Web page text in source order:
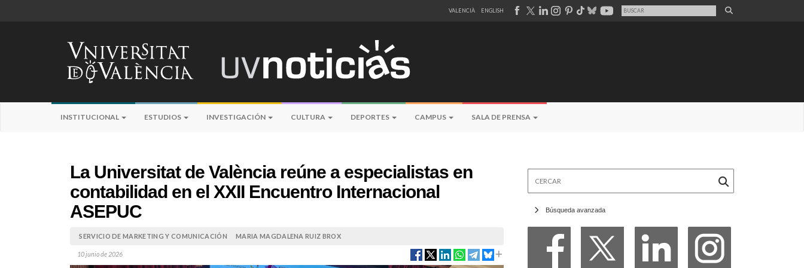
VALENCIÀ ENGLISH
INSTITUCIONAL ESTUDIOS INVESTIGACIÓN CULTURA DEPORTES CAMPUS SALA DE PRENSA
La Universitat de València reúne a especialistas en
contabilidad en el XXII Encuentro Internacional
ASEPUC
SERVICIO DE MARKETING Y COMUNICACIÓN MARIA MAGDALENA RUIZ BROX
10 junio de 2026
Búsqueda avanzada